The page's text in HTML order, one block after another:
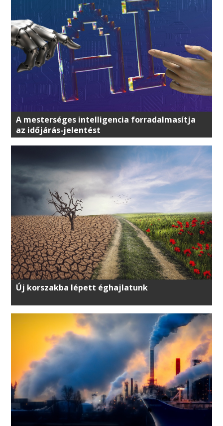
A mesterséges intelligencia forradalmasítja
az időjárás-jelentést
Új korszakba lépett éghajlatunk